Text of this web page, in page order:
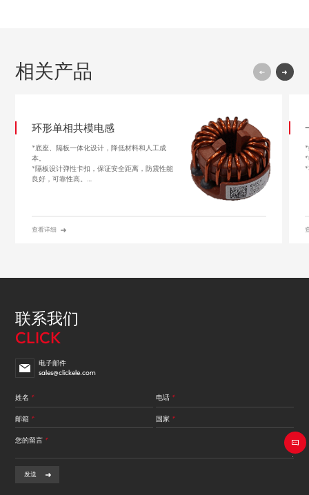
相关产品
环形单相共模电感
*底座、隔板一体化设计，降低材料和人工成
本。
*隔板设计弹性卡扣，保证安全距离，防震性能
良好，可靠性高。
查看详细
联系我们
CLICK
电子邮件
sales@clickele.com
姓名 * 电话 *
邮箱 * 国家 *
您的留言 *
发送